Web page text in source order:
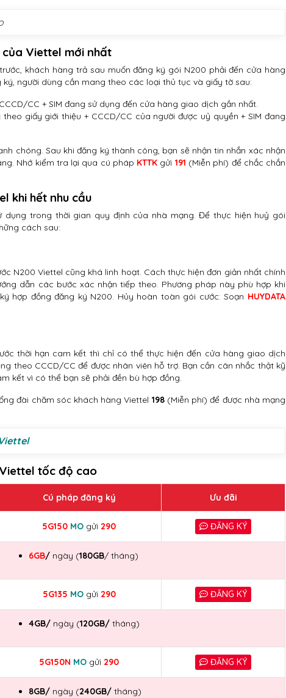
Viettel mới nhất
khách hàng trả sau muốn đăng ký gói N200 phải đến cửa hàng
người dùng cần mang theo các loại thủ tục và giấy tờ sau:
CC + SIM đang sử dụng đến cửa hàng giao dịch gần nhất.
giấy giới thiệu + CCCD/CC của người được uỷ quyền + SIM đang
chóng. Sau khi đăng ký thành công, bạn sẽ nhận tin nhắn xác nhận
Nhớ kiểm tra lại qua cú pháp KTTK gửi 191 (Miễn phí) để chắc chắn
khi hết nhu cầu
trong thời gian quy định của nhà mạng. Để thực hiện huỷ gói
cách sau:
N200 Viettel cũng khá linh hoạt. Cách thực hiện đơn giản nhất chính
dẫn các bước xác nhận tiếp theo. Phương pháp này phù hợp khi
hợp đồng đăng ký N200. Hủy hoàn toàn gói cước: Soạn HUYDATA
thời hạn cam kết thì chỉ có thể thực hiện đến cửa hàng giao dịch
theo CCCD/CC để được nhân viên hỗ trợ. Bạn cần cân nhắc thật kỹ
kết vì có thể bạn sẽ phải đền bù hợp đồng.
đài chăm sóc khách hàng Viettel 198(Miễn phí) để được nhà mạng
tốc độ cao
Cú pháp đăng ký Ưu đãi
5G150 MO gửi 290 ĐĂNG KÝ
6GB/ ngày (180GB/ tháng)
5G135 MOgửi 290 ĐĂNG KÝ
4GB/ ngày (120GB/ tháng)
5G150N MO gửi 290 ĐĂNG KÝ
8GB/ ngày (240GB/ tháng)